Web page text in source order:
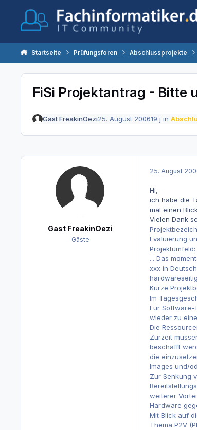
Startseite Prüfungsforen Abschlussprojekte
FiSi Projektantrag - Bitte
Gast FreakinOezi25. August 200619 j in
Gast FreakinOezi
Gäste
25. August
Hi,
ich habe die
mal einen
Vielen Dank
Evaluierung
Projektumfeld:
... Das
xxx in
Kurze
Im
Für Software-
wieder zu
Die
Zurzeit
beschafft
die
Images und/
Zur Senkung
weiterer
Hardware
Mit Blick auf
Thema P2V